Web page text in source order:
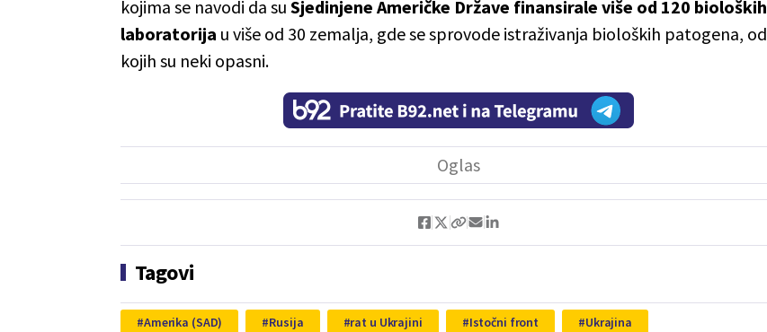
kojima se navodi da su Sjedinjene Američke Države finansirale više od 120 bioloških
laboratorija u više od 30 zemalja, gde se sprovode istraživanja bioloških patogena, od
kojih su neki opasni.
Tagovi
Amerika (SAD) Rusija rat u Ukrajini Istočni front Ukrajina